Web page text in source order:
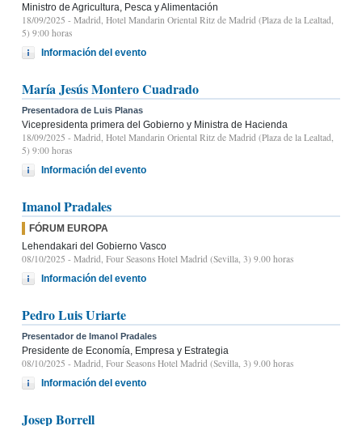
Ministro de Agricultura, Pesca y Alimentación
18/09/2025 - Madrid, Hotel Mandarin Oriental Ritz de Madrid (Plaza de la Lealtad,
5) 9:00 horas
Información del evento
María Jesús Montero Cuadrado
Presentadora de Luis Planas
Vicepresidenta primera del Gobierno y Ministra de Hacienda
18/09/2025 - Madrid, Hotel Mandarin Oriental Ritz de Madrid (Plaza de la Lealtad,
5) 9:00 horas
Información del evento
Imanol Pradales
FÓRUM EUROPA
Lehendakari del Gobierno Vasco
08/10/2025 - Madrid, Four Seasons Hotel Madrid (Sevilla, 3) 9.00 horas
Información del evento
Pedro Luis Uriarte
Presentador de Imanol Pradales
Presidente de Economía, Empresa y Estrategia
08/10/2025 - Madrid, Four Seasons Hotel Madrid (Sevilla, 3) 9.00 horas
Información del evento
Josep Borrell